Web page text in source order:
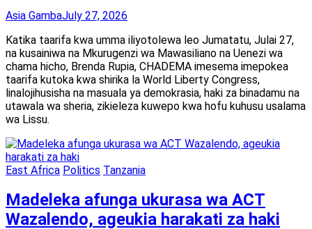
Asia GambaJuly 27, 2026
Katika taarifa kwa umma iliyotolewa leo Jumatatu, Julai 27,
na kusainiwa na Mkurugenzi wa Mawasiliano na Uenezi wa
chama hicho, Brenda Rupia, CHADEMA imesema imepokea
taarifa kutoka kwa shirika la World Liberty Congress,
linalojihusisha na masuala ya demokrasia, haki za binadamu na
utawala wa sheria, zikieleza kuwepo kwa hofu kuhusu usalama
wa Lissu.
East Africa Politics Tanzania
Madeleka afunga ukurasa wa ACT
Wazalendo, ageukia harakati za haki